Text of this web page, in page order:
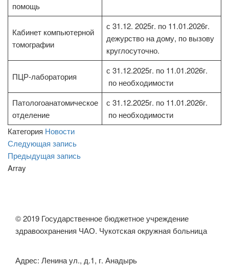
помощь
Кабинет компьютерной
томографии
с 31.12. 2025г. по 11.01.2026г.
дежурство на дому, по вызову
круглосуточно.
ПЦР-лаборатория
с 31.12.2025г. по 11.01.2026г.
по необходимости
Патологоанатомическое
отделение
с 31.12.2025г. по 11.01.2026г.
по необходимости
Категория Новости
Навигация
по
записям
Следующая записьСледующая
запись
Предыдущая записьПредыдущая
Array
© 2019 Государственное бюджетное учреждение
здравоохранения ЧАО. Чукотская окружная больница
Адрес: Ленина ул., д.1, г. Анадырь